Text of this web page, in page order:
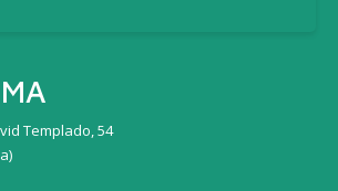
Templado, 54